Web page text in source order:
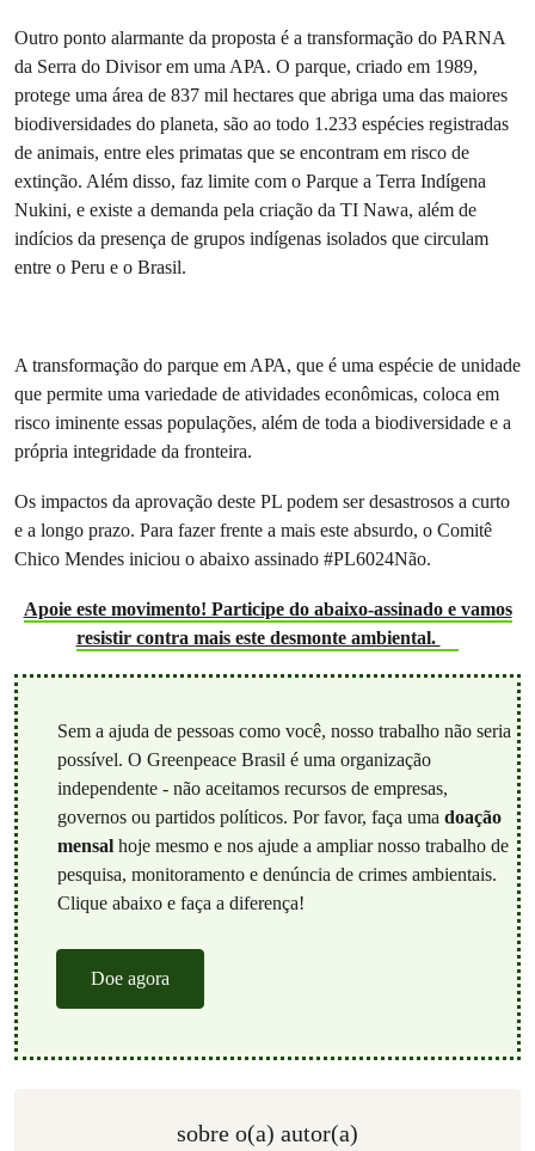
Outro ponto alarmante da proposta é a transformação do PARNA
da Serra do Divisor em uma APA. O parque, criado em 1989,
protege uma área de 837 mil hectares que abriga uma das maiores
biodiversidades do planeta, são ao todo 1.233 espécies registradas
de animais, entre eles primatas que se encontram em risco de
extinção. Além disso, faz limite com o Parque a Terra Indígena
Nukini, e existe a demanda pela criação da TI Nawa, além de
indícios da presença de grupos indígenas isolados que circulam
entre o Peru e o Brasil.
A transformação do parque em APA, que é uma espécie de unidade
que permite uma variedade de atividades econômicas, coloca em
risco iminente essas populações, além de toda a biodiversidade e a
própria integridade da fronteira.
Os impactos da aprovação deste PL podem ser desastrosos a curto
e a longo prazo. Para fazer frente a mais este absurdo, o Comitê
Chico Mendes iniciou o abaixo assinado #PL6024Não.
Apoie este movimento! Participe do abaixo-assinado e vamos
resistir contra mais este desmonte ambiental.
Sem a ajuda de pessoas como você, nosso trabalho não seria
possível. O Greenpeace Brasil é uma organização
independente - não aceitamos recursos de empresas,
governos ou partidos políticos. Por favor, faça uma doação
mensalhoje mesmo e nos ajude a ampliar nosso trabalho de
pesquisa, monitoramento e denúncia de crimes ambientais.
Clique abaixo e faça a diferença!
Doe agora
sobre o(a) autor(a)